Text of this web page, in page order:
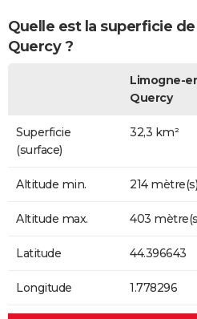
Quelle est la superficie
Quercy ?
Limogne-
Quercy
Superficie
(surface)
32,3 km²
Altitude min. 214 mètre(s)
Altitude max. 403
Latitude 44.396643
Longitude 1.778296